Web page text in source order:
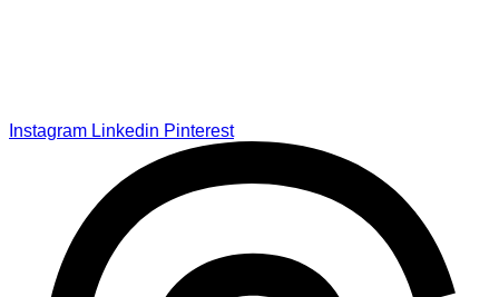
Instagram Linkedin Pinterest